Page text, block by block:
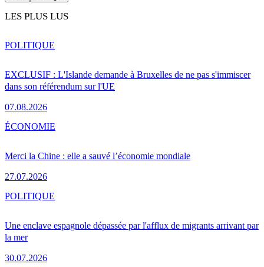
LES PLUS LUS
EXCLUSIF : L'Islande demande à Bruxelles de ne pas s'immiscer
dans son référendum sur l'UE
07.08.2026
POLITIQUE
Merci la Chine : elle a sauvé l’économie mondiale
27.07.2026
ÉCONOMIE
Une enclave espagnole dépassée par l'afflux de migrants arrivant par
la mer
30.07.2026
POLITIQUE